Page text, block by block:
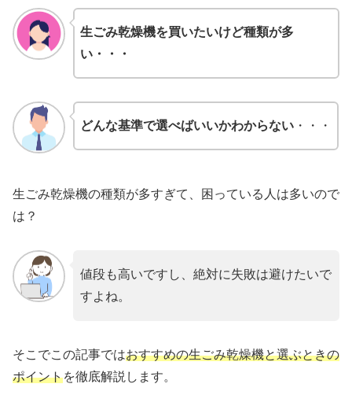
生ごみ乾燥機を買いたいけど種類が多
い・・・
どんな基準で選べばいいかわからない・・・
生ごみ乾燥機の種類が多すぎて、困っている人は多いので
は？
値段も高いですし、絶対に失敗は避けたいで
すよね。
そこでこの記事ではおすすめの生ごみ乾燥機と選ぶときの
ポイントを徹底解説します。